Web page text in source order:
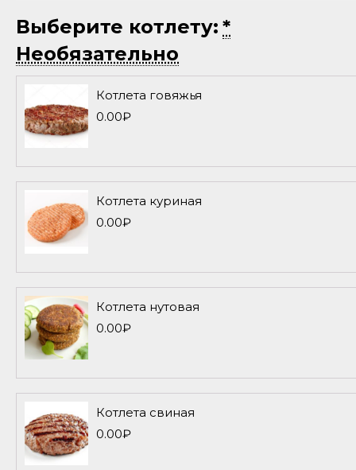
Выберите котлету: *
Необязательно
Котлета говяжья
0.00₽
Котлета куриная
0.00₽
Котлета нутовая
0.00₽
Котлета свиная
0.00₽